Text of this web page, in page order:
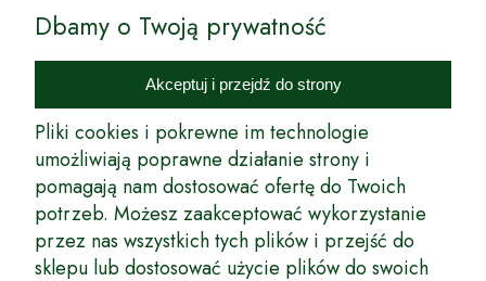
Internetowy Sklep Ogrodniczy Podkarpackie Sady to inicjatywa
podkarpackich szkółkarzy, której zamierzeniem jest wprowadzenie na
rynek wysokiej jakości drzewek owocowych, drzewek ozdobnych oraz
innych produktów pozwalających na uprawianie zarówno małych, jak
i dużych sadów oraz ogrodów.
Wspólnie stworzyliśmy dla Państwa kompleksową ofertę - wspaniałe
produkty, dary ziemi ze szkółek drzewek ozdobnych i owocowych,
których tradycje sięgają roku 1953. Drzewka produkowane są
z najwyższą starannością przez trzecie pokolenie plantatorów.
Długoletnie Doświadczenie sprawiło, że wszystkie drzewka cechuje
Dbamy o Twoją prywatność
Akceptuj i przejdź do strony
Pliki cookies i pokrewne im technologie
umożliwiają poprawne działanie strony i
pomagają nam dostosować ofertę do Twoich
potrzeb. Możesz zaakceptować wykorzystanie
przez nas wszystkich tych plików i przejść do
sklepu lub dostosować użycie plików do swoich